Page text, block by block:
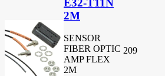
2M
SENSOR
FIBER OPTIC
AMP FLEX
2M
209